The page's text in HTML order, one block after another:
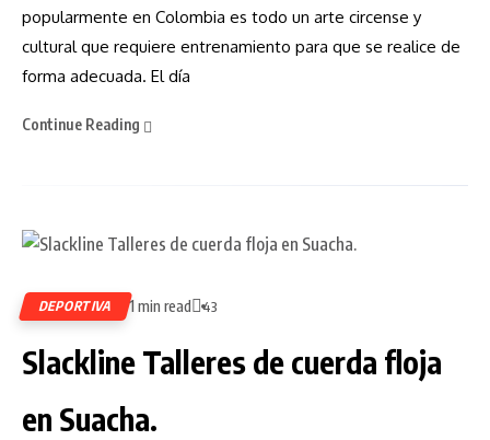
popularmente en Colombia es todo un arte circense y
cultural que requiere entrenamiento para que se realice de
forma adecuada. El día
Continue Reading
DEPORTIVA 1 min read 43
Slackline Talleres de cuerda floja
en Suacha.